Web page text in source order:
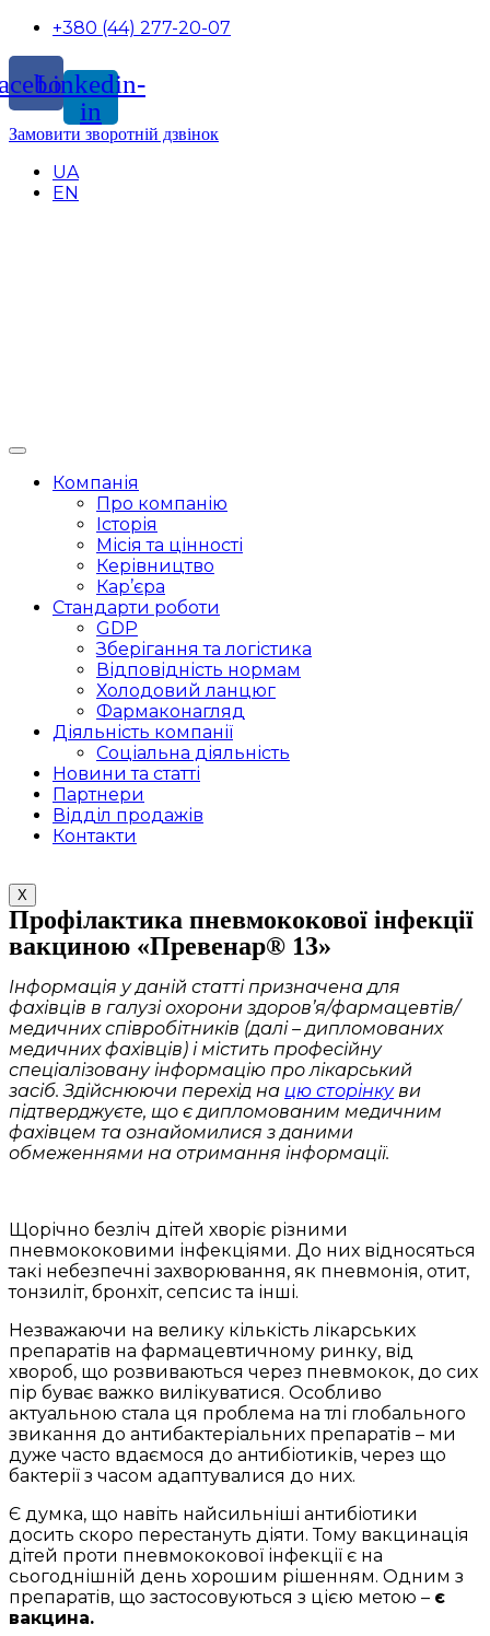
+380 (44) 277-20-07
Linkedin-
in
Замовити зворотній дзвінок
UA
EN
Компанія
Про компанію
Історія
Місія та цінності
Керівництво
Кар’єра
Стандарти роботи
GDP
Зберігання та логістика
Відповідність нормам
Холодовий ланцюг
Фармаконагляд
Діяльність компанії
Соціальна діяльність
Новини та статті
Партнери
Відділ продажів
Контакти
X
Профілактика пневмококової інфекції
вакциною «Превенар® 13»
Інформація у даній статті призначена для
фахівців в галузі охорони здоров’я/фармацевтів/
медичних співробітників (далі – дипломованих
медичних фахівців) і містить професійну
спеціалізовану інформацію про лікарський
засіб. Здійснюючи перехід на цю сторінкуви
підтверджуєте, що є дипломованим медичним
фахівцем та ознайомилися з даними
обмеженнями на отримання інформації.
Щорічно безліч дітей хворіє різними
пневмококовими інфекціями. До них відносяться
такі небезпечні захворювання, як пневмонія, отит,
тонзиліт, бронхіт, сепсис та інші.
Незважаючи на велику кількість лікарських
препаратів на фармацевтичному ринку, від
хвороб, що розвиваються через пневмокок, до сих
пір буває важко вилікуватися. Особливо
актуальною стала ця проблема на тлі глобального
звикання до антибактеріальних препаратів – ми
дуже часто вдаємося до антибіотиків, через що
бактерії з часом адаптувалися до них.
Є думка, що навіть найсильніші антибіотики
досить скоро перестануть діяти. Тому вакцинація
дітей проти пневмококової інфекції є на
сьогоднішній день хорошим рішенням. Одним з
препаратів, що застосовуються з цією метою – є
вакцина.